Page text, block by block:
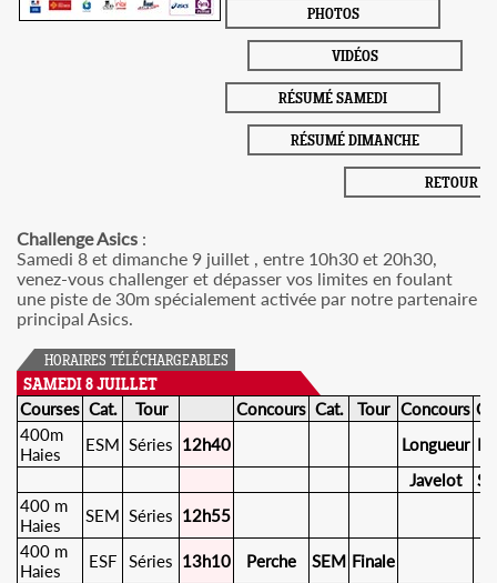
PHOTOS
VIDÉOS
RÉSUMÉ SAMEDI
RÉSUMÉ DIMANCHE
RETOUR
Challenge Asics :
Samedi 8 et dimanche 9 juillet , entre 10h30 et 20h30,
venez-vous challenger et dépasser vos limites en foulant
une piste de 30m spécialement activée par notre partenaire
principal Asics.
HORAIRES TÉLÉCHARGEABLES
SAMEDI 8 JUILLET
Courses Cat. Tour Concours Cat. Tour Concours
400m
Haies
ESM Séries 12h40 Longueur
Javelot
400 m
Haies
SEM Séries 12h55
400 m
Haies
ESF Séries 13h10 Perche SEM Finale